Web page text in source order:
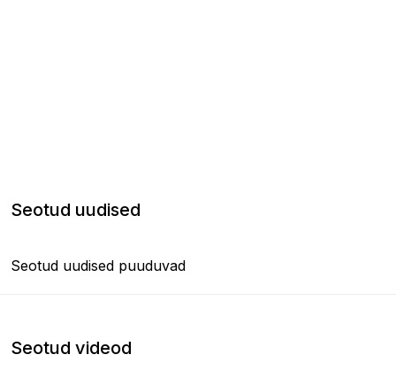
Seotud uudised
Seotud uudised puuduvad
Seotud videod